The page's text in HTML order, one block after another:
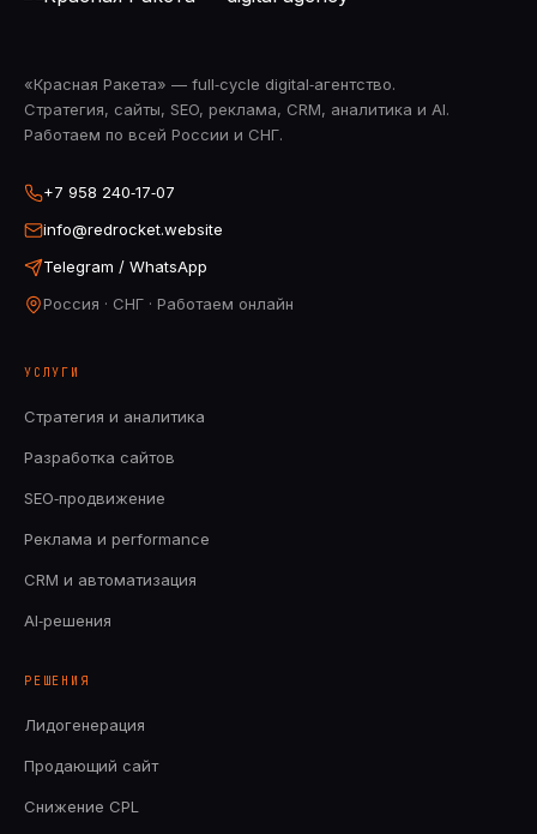
«Красная Ракета» — full‑cycle digital‑агентство.
Стратегия, сайты, SEO, реклама, CRM, аналитика и AI.
Работаем по всей России и СНГ.
+7 958 240‑17‑07
info@redrocket.website
Telegram / WhatsApp
Россия · СНГ · Работаем онлайн
УСЛУГИ
Стратегия и аналитика
Разработка сайтов
SEO‑продвижение
Реклама и performance
CRM и автоматизация
AI‑решения
РЕШЕНИЯ
Лидогенерация
Продающий сайт
Снижение CPL